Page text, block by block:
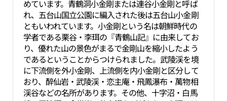
めています。青鶴洞小金剛または連谷小金剛と呼ば
れ、五台山国立公園に編入された後は五台山小金剛
ともいわれています。小金剛という名は朝鮮時代の
学者である栗谷・李珥の『青鶴山記』に由来してお
り、優れた山の景色がまるで金剛山を縮小したよう
であるということからつけられました。武陵渓を境
に下流側を外小金剛、上流側を内小金剛と区分して
おり、醉仙岩・武陵渓・恋主庵・飛鳳瀑布・萬物相
渓谷などの名所があります。その他、十字沼・白馬